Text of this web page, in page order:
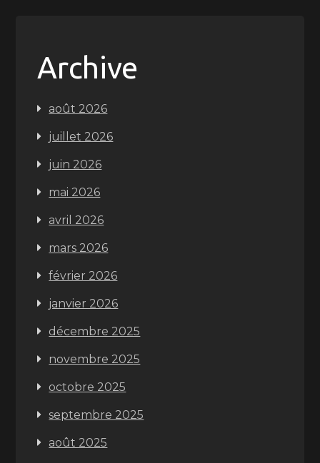
Archive
août 2026
juillet 2026
juin 2026
mai 2026
avril 2026
mars 2026
février 2026
janvier 2026
décembre 2025
novembre 2025
octobre 2025
septembre 2025
août 2025